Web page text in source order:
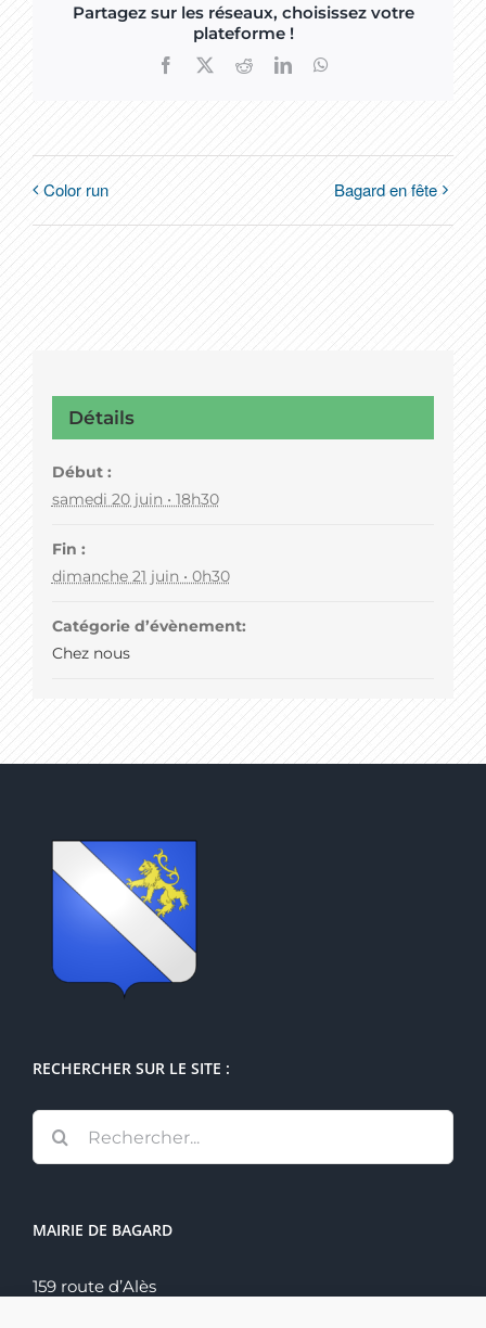
Partagez sur les réseaux, choisissez votre
plateforme !
Facebook RedditLinkedIn
Color run Bagard en fête
Détails
Début :
samedi 20 juin • 18h30
Fin :
dimanche 21 juin • 0h30
Catégorie d’évènement:
Chez nous
RECHERCHER SUR LE SITE :
MAIRIE DE BAGARD
159 route d’Alès